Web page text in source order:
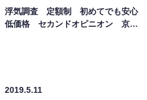
浮気調査 定額制 初めてでも安心
低価格 セカンドオピニオン 京…
2019.5.11